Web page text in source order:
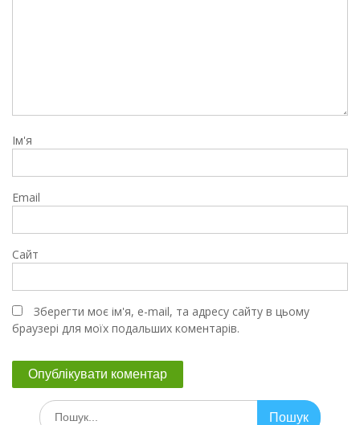
Ім'я
Email
Сайт
Зберегти моє ім'я, e-mail, та адресу сайту в цьому
браузері для моїх подальших коментарів.